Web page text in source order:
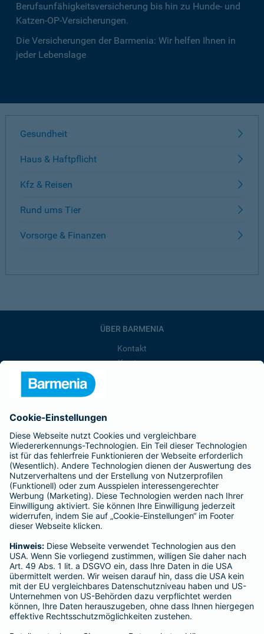
Berufsunfähigkeitsversicherung bis hin zu Hunde- und
Katzen-OP-Versicherungen.
Die Versicherungen der Barmenia: Wir helfen Ihnen in
jeder Lebenslage
Gesundheit
Haus & Haftpflicht
Kfz & Reisen
Rund ums Tier
Vorsorge & Finanzen
ÜBER BARMENIA
Kontakt
Karriere
Affiliate-Partner werden
Barmenia ist Teil der BarmeniaGothaer
BELIEBTE SEITEN
Kranken-Zusatzversicherung
Tierversicherungen
Haftpflichtversicherung
Hausratversicherung
SERVICE
Adresse ändern
Schaden melden
Kilometerstandsmeldung
Serviceübersicht